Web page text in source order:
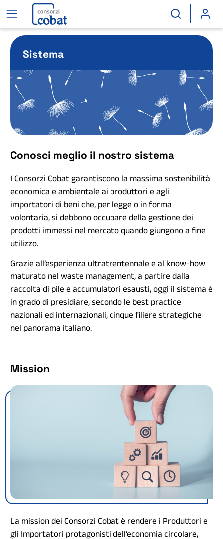
Sistema
Conosci meglio il nostro sistema
I Consorzi Cobat garantiscono la massima sostenibilità
economica e ambientale ai produttori e agli
importatori di beni che, per legge o in forma
volontaria, si debbono occupare della gestione dei
prodotti immessi nel mercato quando giungono a fine
utilizzo.
Grazie all’esperienza ultratrentennale e al know-how
maturato nel waste management, a partire dalla
raccolta di pile e accumulatori esausti, oggi il sistema è
in grado di presidiare, secondo le best practice
nazionali ed internazionali, cinque filiere strategiche
nel panorama italiano.
Mission
La mission dei Consorzi Cobat è rendere i Produttori e
gli Importatori protagonisti dell’economia circolare,